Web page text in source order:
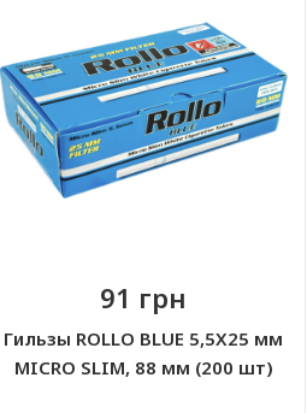
91 грн
Гильзы ROLLO BLUE 5,5X25 мм
MICRO SLIM, 88 мм (200 шт)